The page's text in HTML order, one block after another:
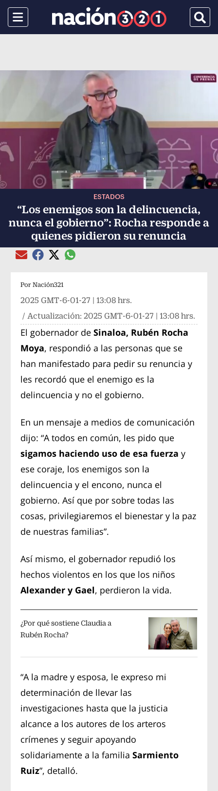
Menu
ESTADOS
“Los enemigos son la delincuencia,
nunca el gobierno”: Rocha responde a
quienes pidieron su renuncia
Compartir el artículo actual mediante Email
Compartir el artículo actual mediante Facebook
Compartir el artículo actual mediante Twitter
Compartir el artículo actual mediante
Por Nación321
2025 GMT-6-01-27 | 13:08 hrs.
/ Actualización:2025 GMT-6-01-27 | 13:08 hrs.
El gobernador deSinaloa, Rubén Rocha
Moya, respondió a las personas que se
han manifestado para pedir su renuncia y
les recordó que el enemigo es la
delincuencia y no el gobierno.
En un mensaje a medios de comunicación
dijo: “A todos en común, les pido que
sigamos haciendo uso de esa fuerzay
ese coraje, los enemigos son la
delincuencia y el encono, nunca el
gobierno. Así que por sobre todas las
cosas, privilegiaremos el bienestar y la paz
de nuestras familias”.
Así mismo, el gobernador repudió los
hechos violentos en los que los niños
Alexander y Gael, perdieron la vida.
¿Por qué sostiene Claudia a
Rubén Rocha?
“A la madre y esposa, le expreso mi
determinación de llevar las
investigaciones hasta que la justicia
alcance a los autores de los arteros
crímenes y seguir apoyando
solidariamente a la familiaSarmiento
Ruiz”, detalló.